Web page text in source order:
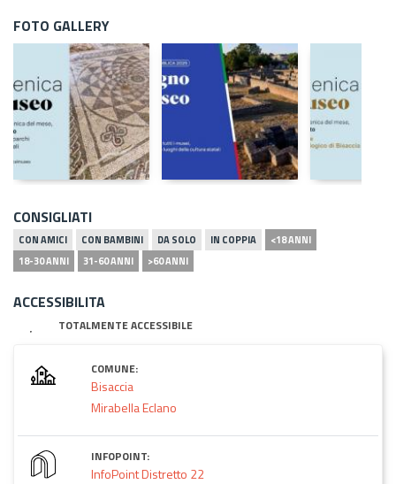
FOTO GALLERY
CONSIGLIATI
CON AMICI CON BAMBINI DA SOLO IN COPPIA
<18 ANNI
18-30 ANNI
31-60 ANNI >60 ANNI
ACCESSIBILITA
TOTALMENTE ACCESSIBILE
COMUNE:
Bisaccia
Mirabella Eclano
INFOPOINT:
InfoPoint Distretto 22